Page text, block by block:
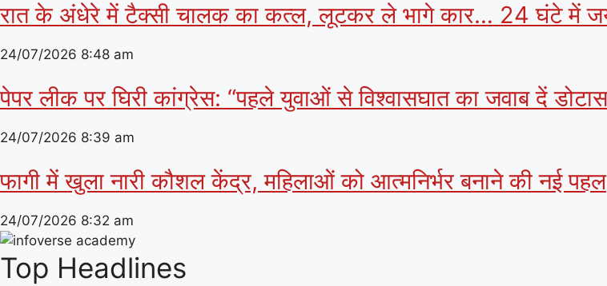
रात के अंधेरे में टैक्सी चालक का कत्ल, लूटकर ले भागे कार… 24 घंटे में
24/07/2026 8:48 am
पेपर लीक पर घिरी कांग्रेस: “पहले युवाओं से विश्वासघात का जवाब दें
24/07/2026 8:39 am
फागी में खुला नारी कौशल केंद्र, महिलाओं को आत्मनिर्भर बनाने की नई पहल
24/07/2026 8:32 am
Top Headlines